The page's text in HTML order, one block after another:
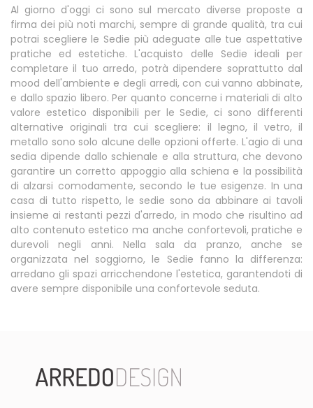
Al giorno d'oggi ci sono sul mercato diverse proposte a
firma dei più noti marchi, sempre di grande qualità, tra cui
potrai scegliere le Sedie più adeguate alle tue aspettative
pratiche ed estetiche. L'acquisto delle Sedie ideali per
completare il tuo arredo, potrà dipendere soprattutto dal
mood dell'ambiente e degli arredi, con cui vanno abbinate,
e dallo spazio libero. Per quanto concerne i materiali di alto
valore estetico disponibili per le Sedie, ci sono differenti
alternative originali tra cui scegliere: il legno, il vetro, il
metallo sono solo alcune delle opzioni offerte. L'agio di una
sedia dipende dallo schienale e alla struttura, che devono
garantire un corretto appoggio alla schiena e la possibilità
di alzarsi comodamente, secondo le tue esigenze. In una
casa di tutto rispetto, le sedie sono da abbinare ai tavoli
insieme ai restanti pezzi d'arredo, in modo che risultino ad
alto contenuto estetico ma anche confortevoli, pratiche e
durevoli negli anni. Nella sala da pranzo, anche se
organizzata nel soggiorno, le Sedie fanno la differenza:
arredano gli spazi arricchendone l'estetica, garantendoti di
avere sempre disponibile una confortevole seduta.